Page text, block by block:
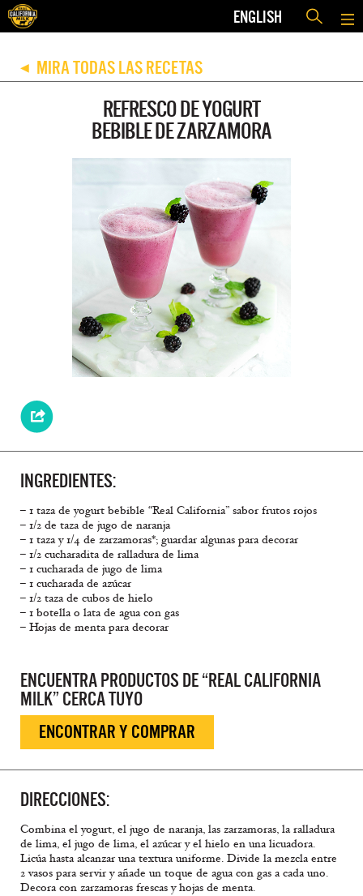
ENGLISH
◀ MIRA TODAS LAS RECETAS
REFRESCO DE YOGURT
BEBIBLE DE ZARZAMORA
INGREDIENTES:
– 1 taza de yogurt bebible “Real California” sabor frutos rojos
– 1/2 de taza de jugo de naranja
– 1 taza y 1/4 de zarzamoras*; guardar algunas para decorar
– 1/2 cucharadita de ralladura de lima
– 1 cucharada de jugo de lima
– 1 cucharada de azúcar
– 1/2 taza de cubos de hielo
– 1 botella o lata de agua con gas
– Hojas de menta para decorar
ENCUENTRA PRODUCTOS DE “REAL CALIFORNIA
MILK” CERCA TUYO
ENCONTRAR Y COMPRAR
DIRECCIONES:
Combina el yogurt, el jugo de naranja, las zarzamoras, la ralladura
de lima, el jugo de lima, el azúcar y el hielo en una licuadora.
Licúa hasta alcanzar una textura uniforme. Divide la mezcla entre
2 vasos para servir y añade un toque de agua con gas a cada uno.
Decora con zarzamoras frescas y hojas de menta.